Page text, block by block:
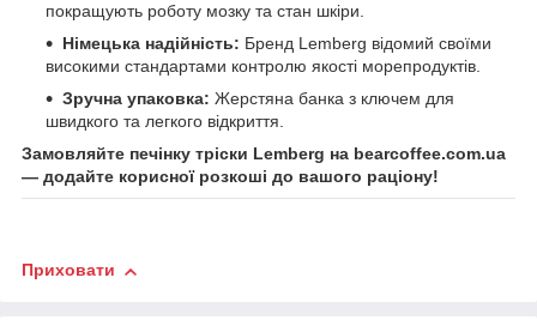
покращують роботу мозку та стан шкіри.
Німецька надійність: Бренд Lemberg відомий своїми
високими стандартами контролю якості морепродуктів.
Зручна упаковка: Жерстяна банка з ключем для
швидкого та легкого відкриття.
Замовляйте печінку тріски Lemberg на bearcoffee.com.ua
— додайте корисної розкоші до вашого раціону!
Приховати